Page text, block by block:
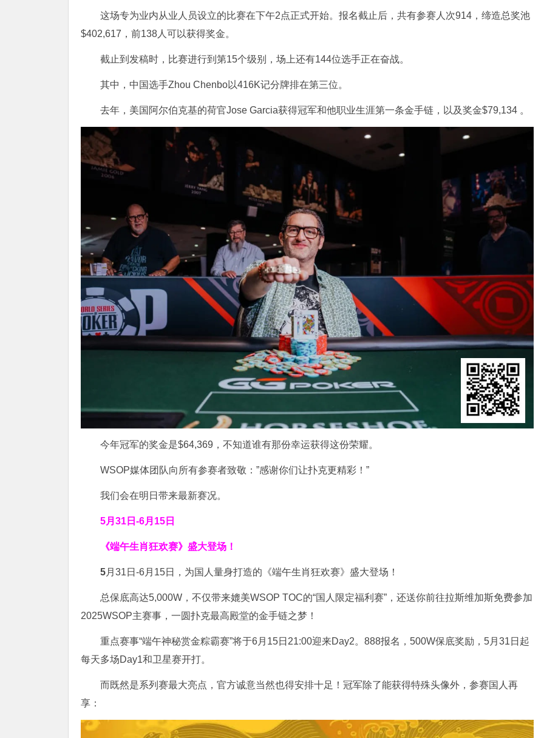
这场专为业内从业人员设立的比赛在下午2点正式开始。报名截止后，共有参赛人次914，缔造总奖池
$402,617，前138人可以获得奖金。
截止到发稿时，比赛进行到第15个级别，场上还有144位选手正在奋战。
其中，中国选手Zhou Chenbo以416K记分牌排在第三位。
去年，美国阿尔伯克基的荷官Jose Garcia获得冠军和他职业生涯第一条金手链，以及奖金$79,134 。
今年冠军的奖金是$64,369，不知道谁有那份幸运获得这份荣耀。
WSOP媒体团队向所有参赛者致敬：”感谢你们让扑克更精彩！”
我们会在明日带来最新赛况。
5月31日-6月15日
《端午生肖狂欢赛》盛大登场！
5月31日-6月15日，为国人量身打造的《端午生肖狂欢赛》盛大登场！
总保底高达5,000W，不仅带来媲美WSOP TOC的“国人限定福利赛”，还送你前往拉斯维加斯免费参加
2025WSOP主赛事，一圆扑克最高殿堂的金手链之梦！
重点赛事“端午神秘赏金粽霸赛”将于6月15日21:00迎来Day2。888报名，500W保底奖励，5月31日起
每天多场Day1和卫星赛开打。
而既然是系列赛最大亮点，官方诚意当然也得安排十足！冠军除了能获得特殊头像外，参赛国人再
享：